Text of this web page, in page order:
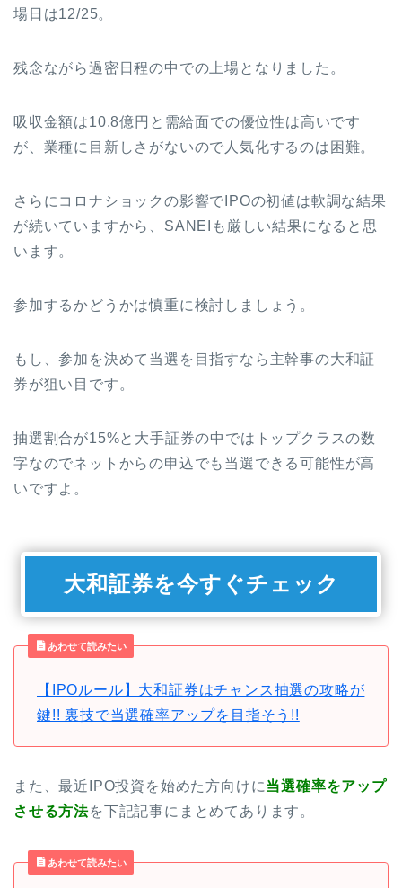
場日は12/25。
残念ながら過密日程の中での上場となりました。
吸収金額は10.8億円と需給面での優位性は高いです
が、業種に目新しさがないので人気化するのは困難。
さらにコロナショックの影響でIPOの初値は軟調な結果
が続いていますから、SANEIも厳しい結果になると思
います。
参加するかどうかは慎重に検討しましょう。
もし、参加を決めて当選を目指すなら主幹事の大和証
券が狙い目です。
抽選割合が15%と大手証券の中ではトップクラスの数
字なのでネットからの申込でも当選できる可能性が高
いですよ。
大和証券を今すぐチェック
あわせて読みたい
【IPOルール】大和証券はチャンス抽選の攻略が
鍵!! 裏技で当選確率アップを目指そう!!
また、最近IPO投資を始めた方向けに当選確率をアップ
させる方法を下記記事にまとめてあります。
あわせて読みたい